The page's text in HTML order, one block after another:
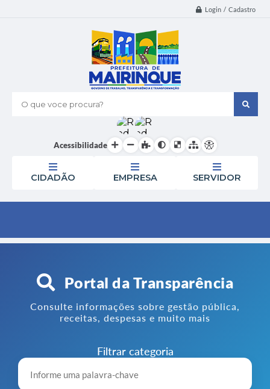
Login / Cadastro
O que voce procura?
Acessibilidade
CIDADÃO EMPRESA SERVIDOR
Portal da Transparência
Consulte informações sobre gestão pública,
receitas, despesas e muito mais
Filtrar categoria